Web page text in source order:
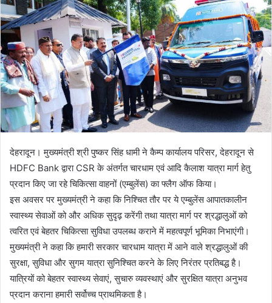
a
n
e
m
a
i
देहरादून। मुख्यमंत्री श्री पुष्कर सिंह धामी ने कैम्प कार्यालय परिसर, देहरादून से
HDFC Bank द्वारा CSR के अंतर्गत चारधाम एवं आदि कैलाश यात्रा मार्ग हेतु
प्रदान किए जा रहे चिकित्सा वाहनों (एम्बुलेंस) का फ्लैग ऑफ किया।
इस अवसर पर मुख्यमंत्री ने कहा कि निश्चित तौर पर ये एम्बुलेंस आपातकालीन
स्वास्थ्य सेवाओं को और अधिक सुदृढ़ करेंगी तथा यात्रा मार्ग पर श्रद्धालुओं को
त्वरित एवं बेहतर चिकित्सा सुविधा उपलब्ध कराने में महत्वपूर्ण भूमिका निभाएंगी।
मुख्यमंत्री ने कहा कि हमारी सरकार चारधाम यात्रा में आने वाले श्रद्धालुओं की
सुरक्षा, सुविधा और सुगम यात्रा सुनिश्चित करने के लिए निरंतर प्रतिबद्ध है।
यात्रियों को बेहतर स्वास्थ्य सेवाएं, सुचारु व्यवस्थाएं और सुरक्षित यात्रा अनुभव
प्रदान कराना हमारी सर्वोच्च प्राथमिकता है।